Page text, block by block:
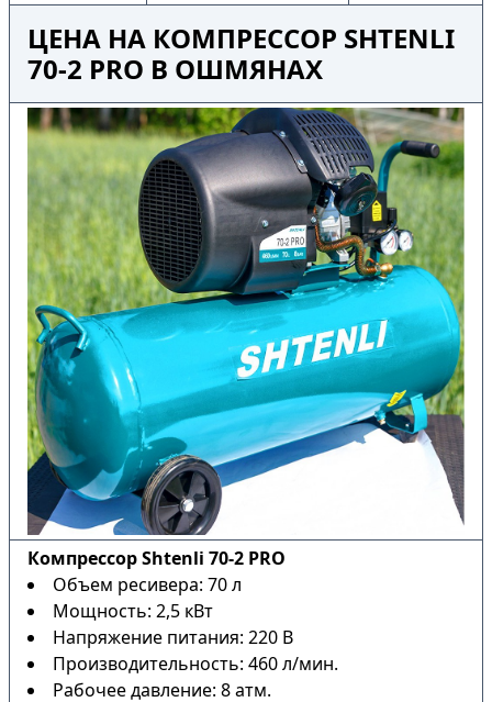
ЦЕНА НА КОМПРЕССОР SHTENLI
70-2 PRO В ОШМЯНАХ
Компрессор Shtenli 70-2 PRO
Объем ресивера: 70 л
Мощность: 2,5 кВт
Напряжение питания: 220 В
Производительность: 460 л/мин.
Рабочее давление: 8 атм.